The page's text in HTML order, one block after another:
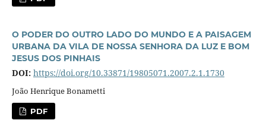
O PODER DO OUTRO LADO DO MUNDO E A PAISAGEM
URBANA DA VILA DE NOSSA SENHORA DA LUZ E BOM
JESUS DOS PINHAIS
DOI: https://doi.org/10.33871/19805071.2007.2.1.1730
João Henrique Bonametti
PDF